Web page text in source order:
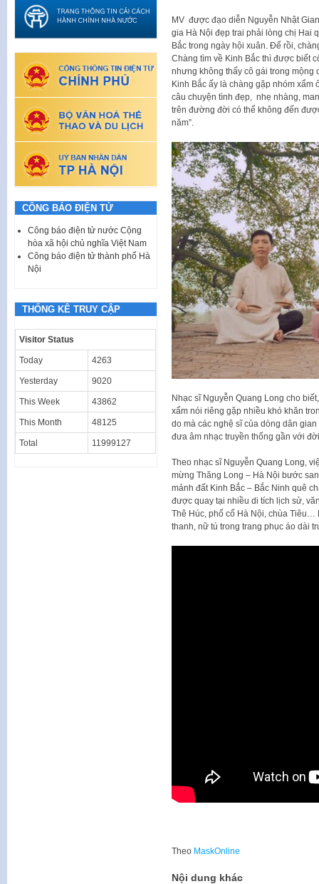
MV được đạo diễn Nguyễn Nhật
gia Hà Nội đẹp trai phải lòng chị Hai
Bắc trong ngày hội xuân. Để rồi,
Chàng tìm về Kinh Bắc thì được biết
nhưng không thấy cô gái trong mộng
Kinh Bắc ấy là chàng gặp nhóm
câu chuyện tình đẹp, nhẹ nhàng,
trên đường đời có thể không đến
năm”.
Nhạc sĩ Nguyễn Quang Long cho
xẩm nói riêng gặp nhiều khó khăn
do mà các nghệ sĩ của dòng dân
đưa âm nhạc truyền thống gần với
Theo nhạc sĩ Nguyễn Quang Long,
mừng Thăng Long – Hà Nội bước
mảnh đất Kinh Bắc – Bắc Ninh quê
được quay tại nhiều di tích lịch sử,
Thê Húc, phố cổ Hà Nội, chùa Tiêu…
thanh, nữ tú trong trang phục áo dài
Theo MaskOnline
Nội dung khác
CÔNG BÁO ĐIỆN TỬ
Công báo điện tử nước Cộng
hòa xã hội chủ nghĩa Việt Nam
Công báo điện tử thành phố Hà
Nội
THỐNG KÊ TRUY CẬP
Visitor Status
Today 4263
Yesterday 9020
This Week 43862
This Month 48125
Total 11999127